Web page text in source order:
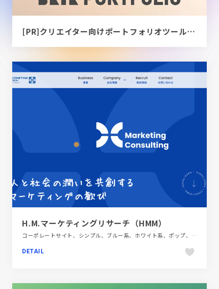
[PR]クリエイター向けポートフォリオツール｜BRIK PORTFOLIO
H.M.マーケティングリサーチ（HMM）
コーポレートサイト、シンプル、ブルー系、ホワイト系、ポップ、モーション多め、動画が流れる、金融・法律・人材・専門職
DETAIL